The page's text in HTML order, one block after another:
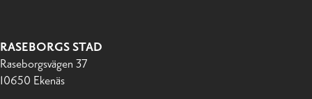
RASEBORGS STAD
Raseborgsvägen 37
10650 Ekenäs